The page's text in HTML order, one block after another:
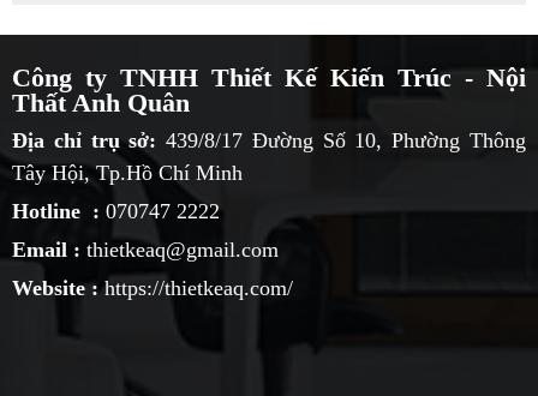
Công ty TNHH Thiết Kế Kiến Trúc - Nội
Thất Anh Quân
Địa chỉ trụ sở: 439/8/17 Đường Số 10, Phường Thông
Tây Hội, Tp.Hồ Chí Minh
Hotline : 070747 2222
Email : thietkeaq@gmail.com
Website : https://thietkeaq.com/